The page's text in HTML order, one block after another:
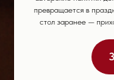
превращается в
стол заранее —